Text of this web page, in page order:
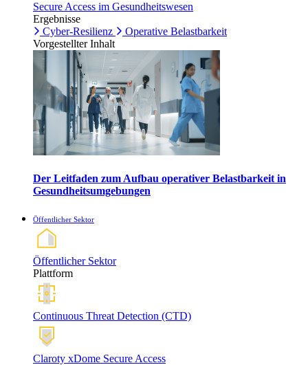
Secure Access im Gesundheitswesen
Ergebnisse
Cyber-Resilienz
Operative Belastbarkeit
Vorgestellter Inhalt
Der Leitfaden zum Aufbau operativer Belastbarkeit in
Gesundheitsumgebungen
Öffentlicher Sektor
Öffentlicher Sektor
Plattform
Continuous Threat Detection (CTD)
Claroty xDome Secure Access